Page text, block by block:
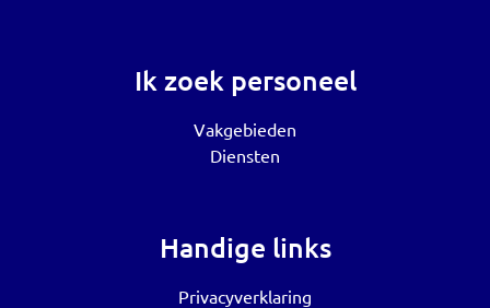
Ik zoek personeel
Vakgebieden
Diensten
Handige links
Privacyverklaring